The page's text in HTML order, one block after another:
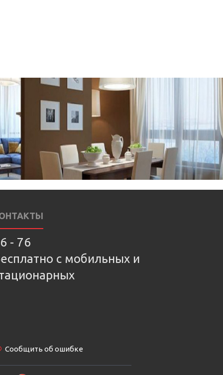
- 76
с мобильных и
Сообщить об ошибке